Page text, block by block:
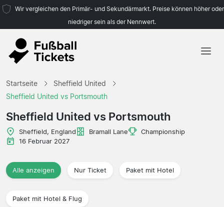
Wir vergleichen den Primär- und Sekundärmarkt. Preise können höher oder
niedriger sein als der Nennwert.
Mannschaften
Ligen
Reisebüros
Startseite
Sheffield United
Sheffield United vs Portsmouth
Sheffield United vs Portsmouth
Sheffield, England Bramall Lane
Championship
16 Februar 2027
Alle anzeigen Nur Ticket Paket mit Hotel
Paket mit Hotel & Flug